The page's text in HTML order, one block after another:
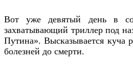
Вот уже девятый день в
захватывающий триллер под
Путина». Высказывается куча
болезней до смерти.